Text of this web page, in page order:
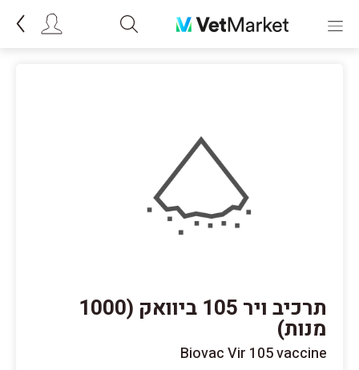
תרכיב ויר 105 ביוואק (1000
מנות)
Biovac Vir 105 vaccine